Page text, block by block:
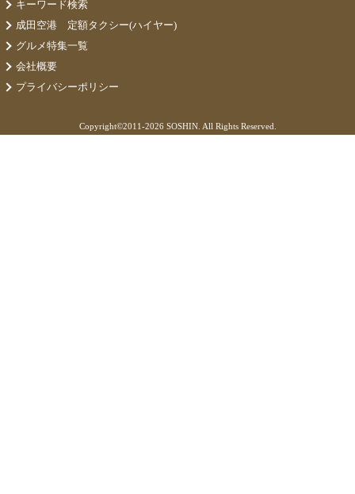
キーワード検索
成田空港 定額タクシー(ハイヤー)
グルメ特集一覧
会社概要
プライバシーポリシー
Copyright©2011-2026 SOSHIN. All Rights Reserved.